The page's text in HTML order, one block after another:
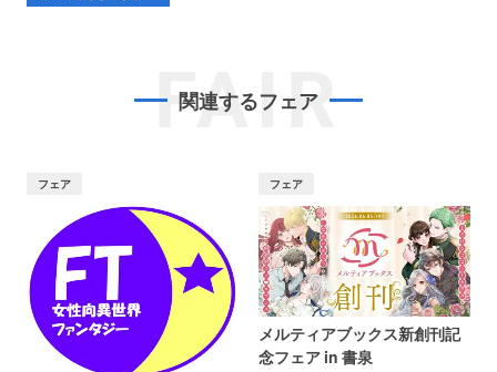
FAIR
関連するフェア
フェア フェア
メルティアブックス新創刊記
念フェア in 書泉